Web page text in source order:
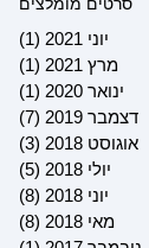
יוני 2021 (1)
מרץ 2021
(1)
ינואר 2020
(1)
דצמבר 2019
(7)
אוגוסט 2018
(3)
יולי 2018
(5)
יוני 2018
(8)
מאי 2018
(8)